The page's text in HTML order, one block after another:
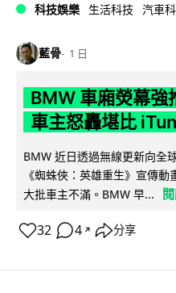
科技娛樂 生活科技 汽車
藍骨 1 日
BMW 車廂熒幕
車主怒轟堪比
BMW 近日透過無線更新向全
《蜘蛛俠：英雄重生》宣傳
大批車主不滿。BMW 早...
32 4 ↗ 分享